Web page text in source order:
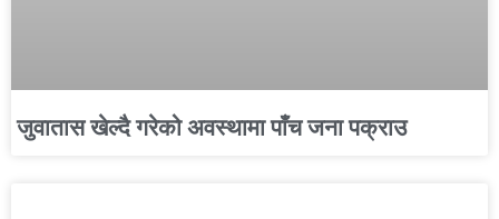
जुवातास खेल्दै गरेको अवस्थामा पाँच जना पक्राउ